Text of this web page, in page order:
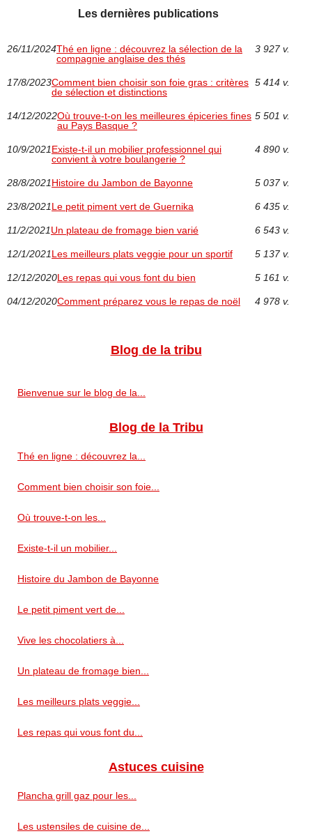
Les dernières publications
26/11/2024Thé en ligne : découvrez la sélection de la
compagnie anglaise des thés
3 927 v.
17/8/2023Comment bien choisir son foie gras : critères
de sélection et distinctions
5 414 v.
14/12/2022Où trouve-t-on les meilleures épiceries fines
au Pays Basque ?
5 501 v.
10/9/2021Existe-t-il un mobilier professionnel qui
convient à votre boulangerie ?
4 890 v.
28/8/2021Histoire du Jambon de Bayonne 5 037 v.
23/8/2021Le petit piment vert de Guernika 6 435 v.
11/2/2021Un plateau de fromage bien varié 6 543 v.
12/1/2021Les meilleurs plats veggie pour un sportif 5 137 v.
12/12/2020Les repas qui vous font du bien 5 161 v.
04/12/2020Comment préparez vous le repas de noël 4 978 v.
Blog de la tribu
Bienvenue sur le blog de la...
Blog de la Tribu
Thé en ligne : découvrez la...
Comment bien choisir son foie...
Où trouve-t-on les...
Existe-t-il un mobilier...
Histoire du Jambon de Bayonne
Le petit piment vert de...
Vive les chocolatiers à...
Un plateau de fromage bien...
Les meilleurs plats veggie...
Les repas qui vous font du...
Astuces cuisine
Plancha grill gaz pour les...
Les ustensiles de cuisine de...